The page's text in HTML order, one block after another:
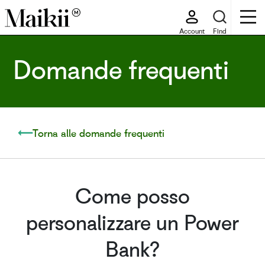
Account Find
Domande frequenti
Torna alle domande frequenti
Come posso
personalizzare un Power
Bank?